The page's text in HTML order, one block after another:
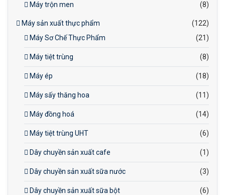
Máy trộn men (8)
Máy sản xuất thực phẩm
(122)
Máy Sơ Chế Thực Phẩm
(21)
Máy tiệt trùng (8)
Máy ép (18)
Máy sấy thăng hoa (11)
Máy đồng hoá (14)
Máy tiệt trùng UHT (6)
Dây chuyền sản xuất cafe (1)
Dây chuyền sản xuất sữa nước (3)
Dây chuyền sản xuất sữa bột (6)